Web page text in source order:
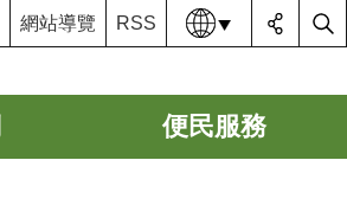
網站導覽 RSS 語系
便民服務